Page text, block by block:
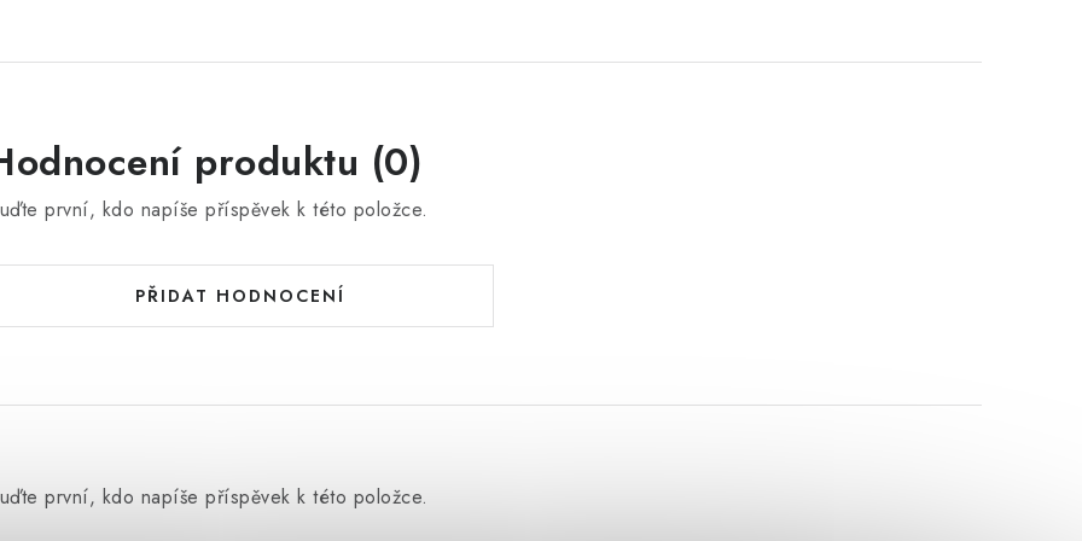
produktu (0)
první, kdo napíše příspěvek k této položce.
PŘIDAT HODNOCENÍ
první, kdo napíše příspěvek k této položce.